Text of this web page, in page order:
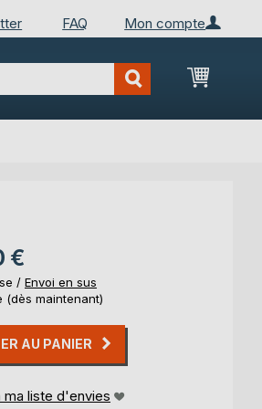
Mon compte
FAQ
Mon
€
/ Envoi en sus
(dès maintenant)
AU PANIER
ma liste d'envies